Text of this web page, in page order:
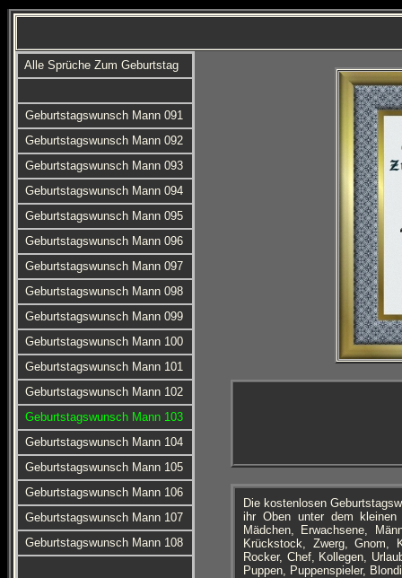
Alle Sprüche Zum Geburtstag
Geburtstagswunsch Mann 091
Geburtstagswunsch Mann 092
Geburtstagswunsch Mann 093
Geburtstagswunsch Mann 094
Geburtstagswunsch Mann 095
Geburtstagswunsch Mann 096
Geburtstagswunsch Mann 097
Geburtstagswunsch Mann 098
Geburtstagswunsch Mann 099
Geburtstagswunsch Mann 100
Geburtstagswunsch Mann 101
Geburtstagswunsch Mann 102
Geburtstagswunsch Mann 103
Geburtstagswunsch Mann 104
Geburtstagswunsch Mann 105
Geburtstagswunsch Mann 106
Geburtstagswunsch Mann 107
Geburtstagswunsch Mann 108
Die kostenlosen
ihr Oben unter dem
Mädchen, Erwachsene,
Krückstock, Zwerg, Gnom,
Rocker, Chef, Kollegen,
Puppen, Puppenspieler,